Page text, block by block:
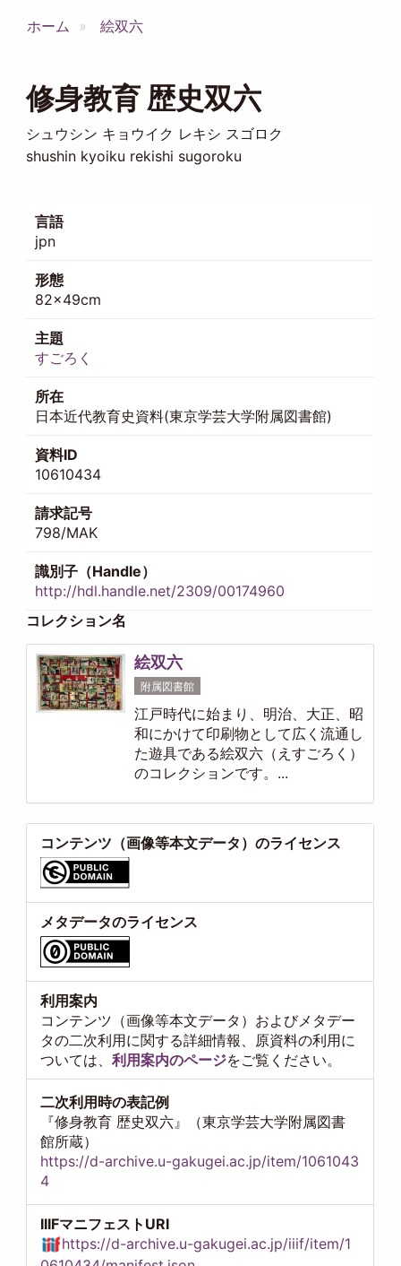
ホーム 絵双六
修身教育 歴史双六
シュウシン キョウイク レキシ スゴロク
shushin kyoiku rekishi sugoroku
言語
jpn
形態
82×49cm
主題
すごろく
所在
日本近代教育史資料(東京学芸大学附属図書館)
資料ID
10610434
請求記号
798/MAK
識別子（Handle）
http://hdl.handle.net/2309/00174960
コレクション名
絵双六
附属図書館
江戸時代に始まり、明治、大正、昭
和にかけて印刷物として広く流通し
た遊具である絵双六（えすごろく）
のコレクションです。...
コンテンツ（画像等本文データ）のライセンス
メタデータのライセンス
利用案内
コンテンツ（画像等本文データ）およびメタデー
タの二次利用に関する詳細情報、原資料の利用に
ついては、利用案内のページをご覧ください。
二次利用時の表記例
『修身教育 歴史双六』（東京学芸大学附属図書
館所蔵）
https://d-archive.u-gakugei.ac.jp/item/1061043
4
IIIFマニフェストURI
https://d-archive.u-gakugei.ac.jp/iiif/item/1